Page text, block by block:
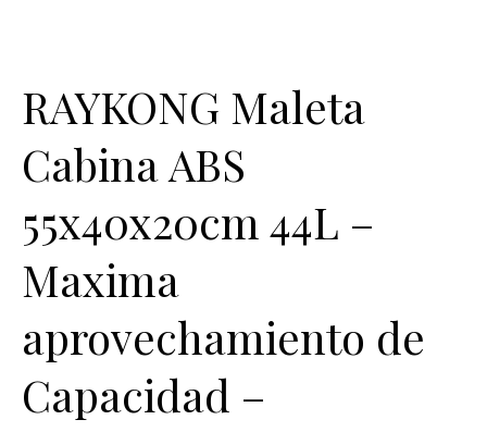
RAYKONG Maleta
Cabina ABS
55x40x20cm 44L –
Maxima
aprovechamiento de
Capacidad –